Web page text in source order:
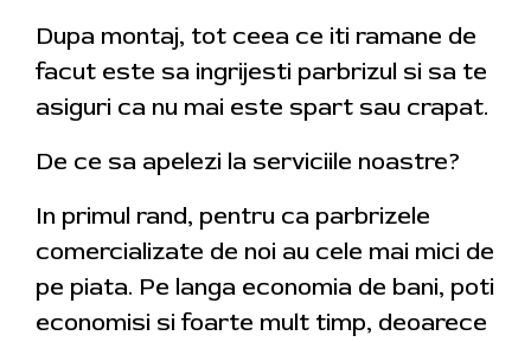
Dupa montaj, tot ceea ce iti ramane de
facut este sa ingrijesti parbrizul si sa te
asiguri ca nu mai este spart sau crapat.
De ce sa apelezi la serviciile noastre?
In primul rand, pentru ca parbrizele
comercializate de noi au cele mai mici de
pe piata. Pe langa economia de bani, poti
economisi si foarte mult timp, deoarece